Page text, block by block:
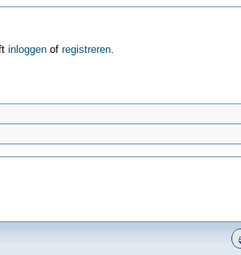
inloggenof registreren.